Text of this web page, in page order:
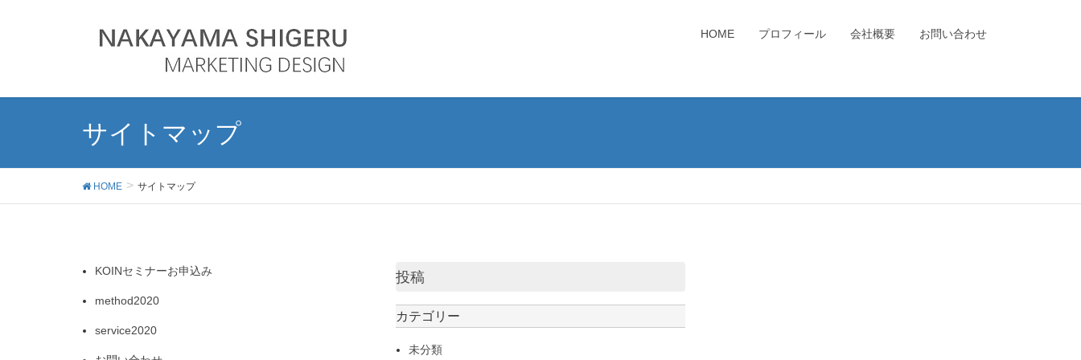
HOME プロフィール 会社概要 お問い合わせ
サイトマップ
HOME サイトマップ
KOINセミナーお申込み
method2020
service2020
投稿
カテゴリー
未分類